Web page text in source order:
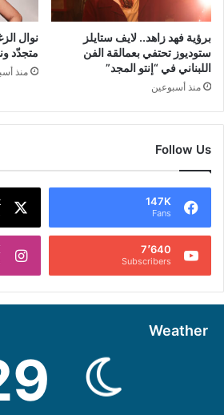
برؤية فهد زاهد.. لايف ستايلز
ستوديوز تحتفي بعمالقة الفن
اللبناني في “إنتو المجد”
منذ أسبوعين
متجدّد
منذ
Follow Us
147K
Fans
7٬640
Subscribers
Weather